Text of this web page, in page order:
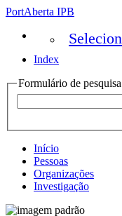
PortAberta IPB
Index
Formulário de pesquisa
Início
Pessoas
Organizações
Investigação